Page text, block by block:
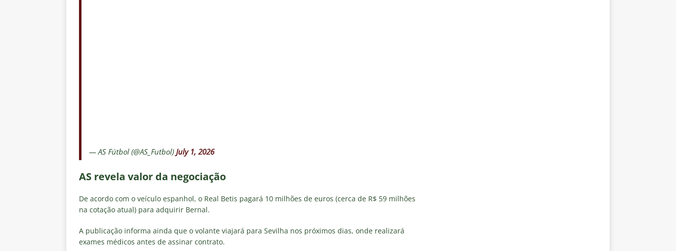
— AS Fútbol (@AS_Futbol) July 1, 2026
AS revela valor da negociação
De acordo com o veículo espanhol, o Real Betis pagará 10 milhões de euros (cerca de R$ 59 milhões
na cotação atual) para adquirir Bernal.
A publicação informa ainda que o volante viajará para Sevilha nos próximos dias, onde realizará
exames médicos antes de assinar contrato.